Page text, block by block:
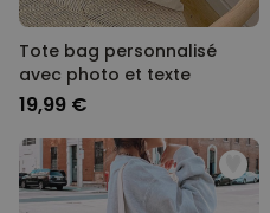
Tote bag personnalisé
avec photo et texte
19,99 €